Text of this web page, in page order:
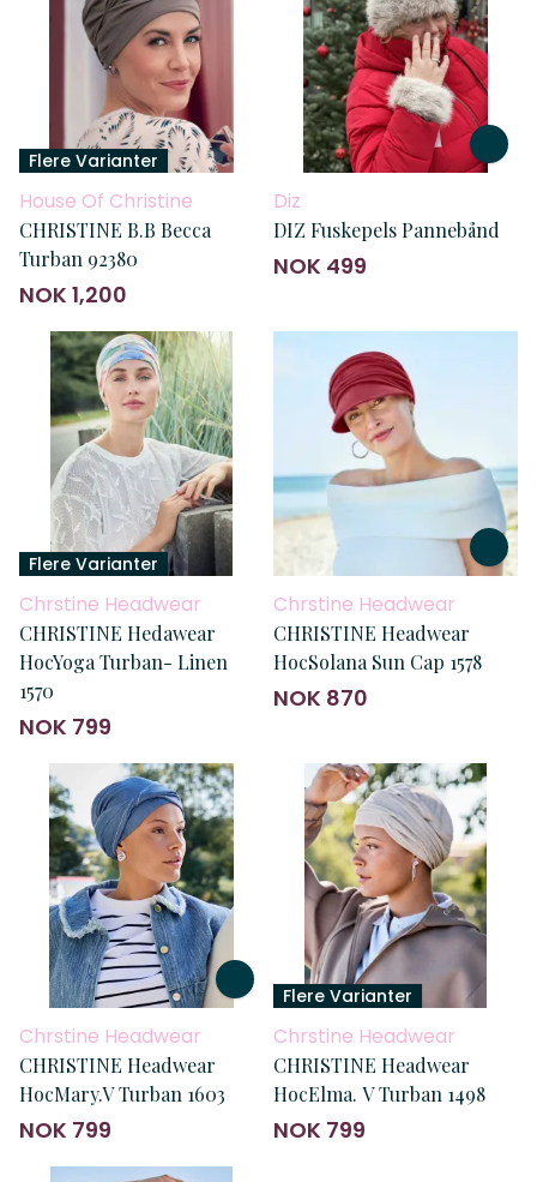
Flere Varianter
House Of Christine
CHRISTINE B.B Becca
Turban 92380
NOK 1,200
Diz
DIZ Fuskepels Pannebånd
NOK 499
Flere Varianter
Chrstine Headwear
CHRISTINE Hedawear
HocYoga Turban- Linen
1570
NOK 799
Chrstine Headwear
CHRISTINE Headwear
HocSolana Sun Cap 1578
NOK 870
Chrstine Headwear
CHRISTINE Headwear
HocMary.V Turban 1603
NOK 799
Flere Varianter
Chrstine Headwear
CHRISTINE Headwear
HocElma. V Turban 1498
NOK 799